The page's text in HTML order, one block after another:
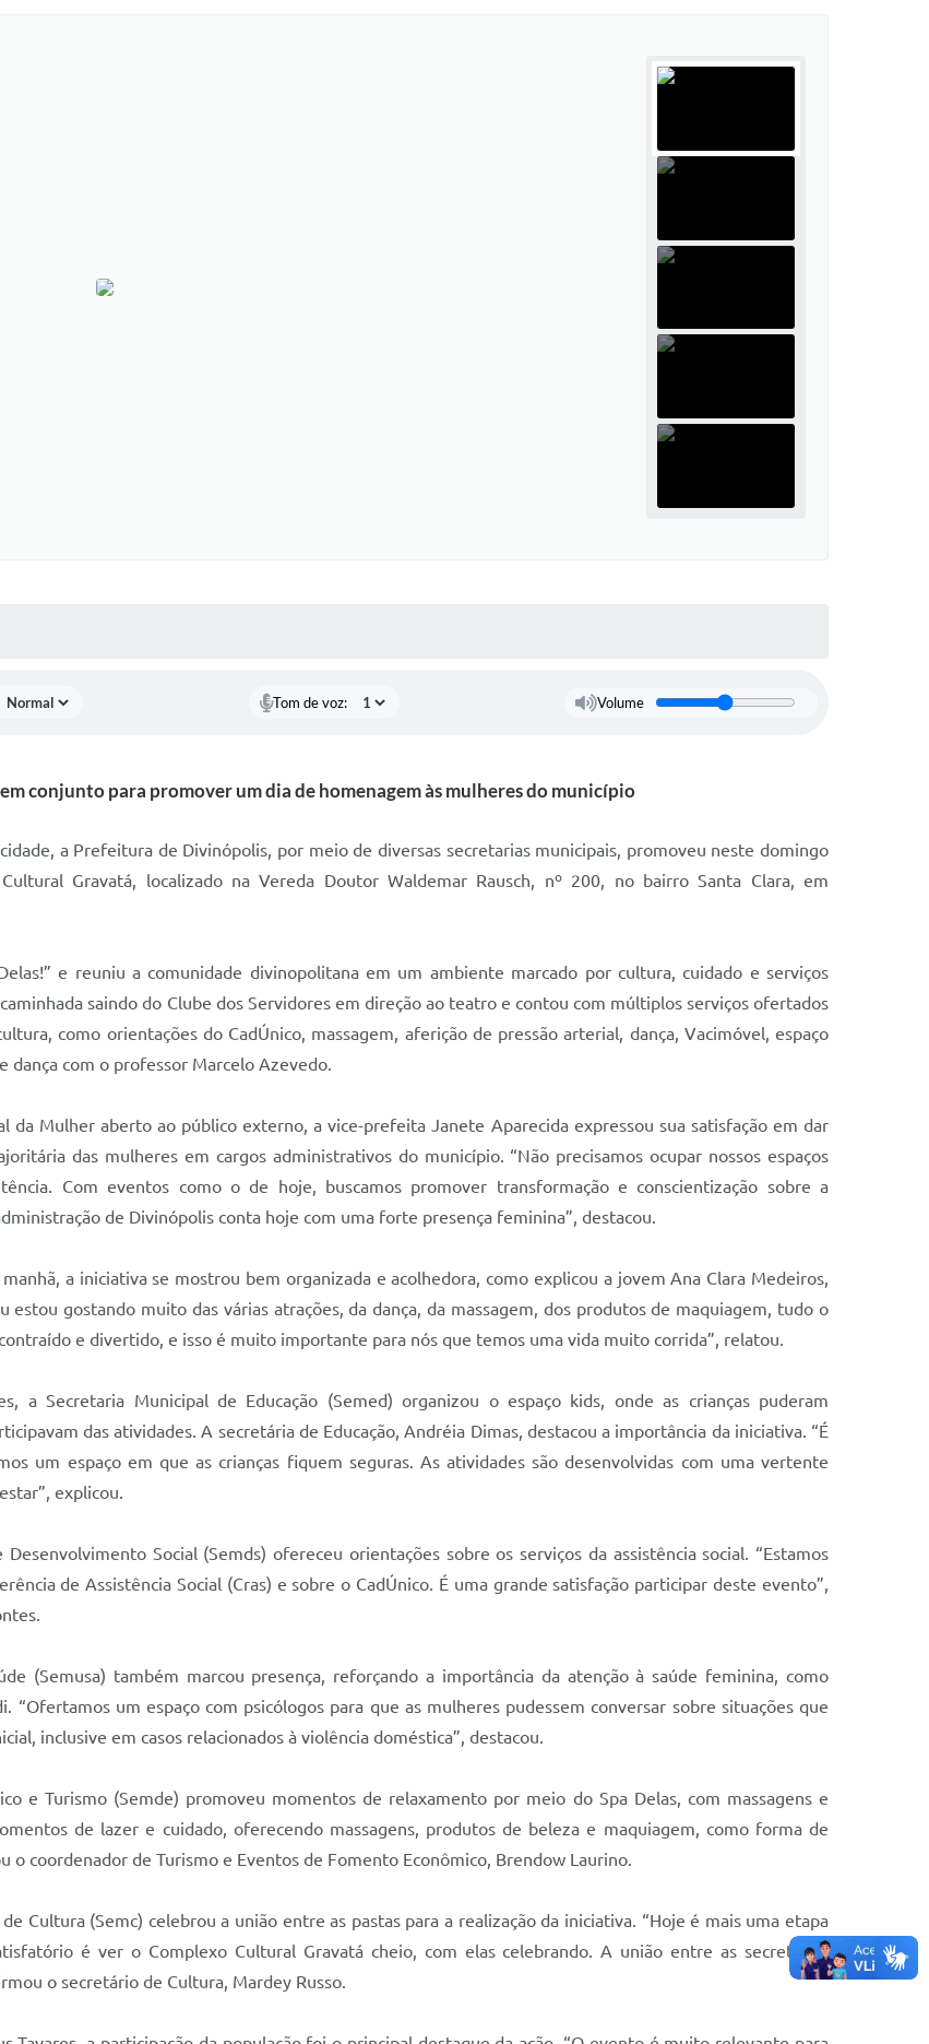
Tom de voz: Volume
conjunto para promover um dia de homenagem às mulheres do município
a Prefeitura de Divinópolis, por meio de diversas secretarias municipais, promoveu neste domingo
Gravatá, localizado na Vereda Doutor Waldemar Rausch, nº 200, no bairro Santa Clara, em
e reuniu a comunidade divinopolitana em um ambiente marcado por cultura, cuidado e serviços
saindo do Clube dos Servidores em direção ao teatro e contou com múltiplos serviços ofertados
como orientações do CadÚnico, massagem, aferição de pressão arterial, dança, Vacimóvel, espaço
dança com o professor Marcelo Azevedo.
Mulher aberto ao público externo, a vice-prefeita Janete Aparecida expressou sua satisfação em dar
das mulheres em cargos administrativos do município. “Não precisamos ocupar nossos espaços
Com eventos como o de hoje, buscamos promover transformação e conscientização sobre a
de Divinópolis conta hoje com uma forte presença feminina”, destacou.
a iniciativa se mostrou bem organizada e acolhedora, como explicou a jovem Ana Clara Medeiros,
estou gostando muito das várias atrações, da dança, da massagem, dos produtos de maquiagem, tudo o
e divertido, e isso é muito importante para nós que temos uma vida muito corrida”, relatou.
a Secretaria Municipal de Educação (Semed) organizou o espaço kids, onde as crianças puderam
das atividades. A secretária de Educação, Andréia Dimas, destacou a importância da iniciativa. “É
um espaço em que as crianças fiquem seguras. As atividades são desenvolvidas com uma vertente
explicou.
Social (Semds) ofereceu orientações sobre os serviços da assistência social. “Estamos
de Assistência Social (Cras) e sobre o CadÚnico. É uma grande satisfação participar deste evento”,
(Semusa) também marcou presença, reforçando a importância da atenção à saúde feminina, como
um espaço com psicólogos para que as mulheres pudessem conversar sobre situações que
inclusive em casos relacionados à violência doméstica”, destacou.
e Turismo (Semde) promoveu momentos de relaxamento por meio do Spa Delas, com massagens e
de lazer e cuidado, oferecendo massagens, produtos de beleza e maquiagem, como forma de
o coordenador de Turismo e Eventos de Fomento Econômico, Brendow Laurino.
Cultura (Semc) celebrou a união entre as pastas para a realização da iniciativa. “Hoje é mais uma etapa
é ver o Complexo Cultural Gravatá cheio, com elas celebrando. A união entre as secretarias
o secretário de Cultura, Mardey Russo.